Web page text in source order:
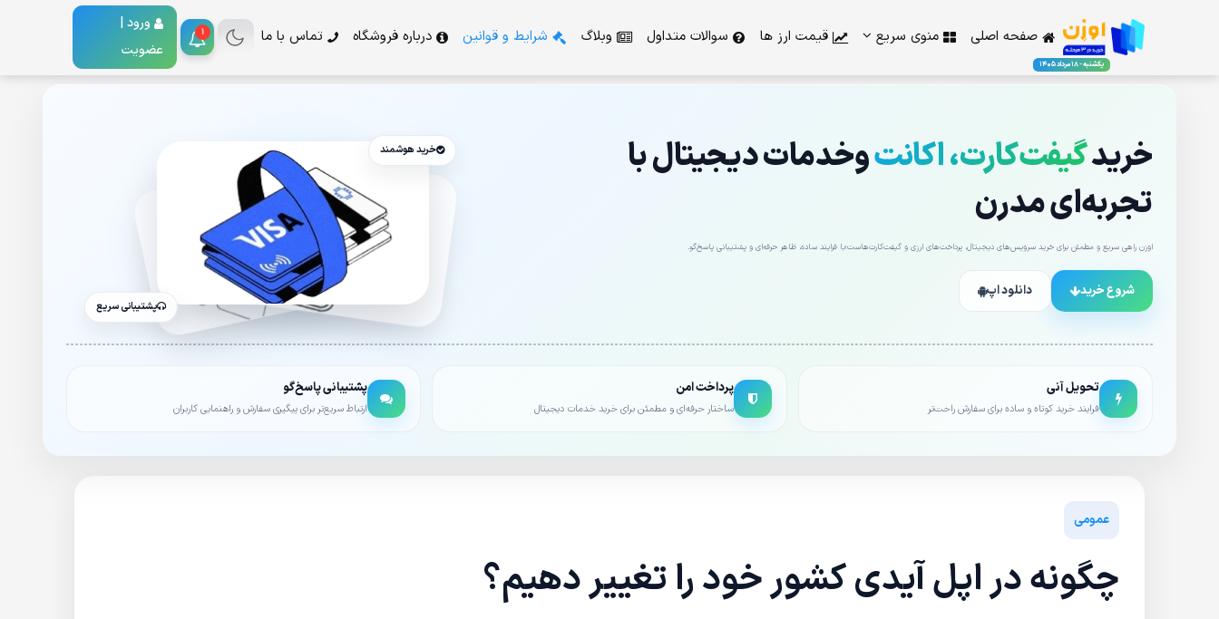
یکشنبه - 18 مرداد 1405
صفحه اصلی منوی سریع قیمت ارز ها سوالات متداول وبلاگ شرایط و قوانین درباره فروشگاه تماس با ما 1
ورود |
عضویت
خریدگیفت‌کارت، اکانتوخدمات دیجیتال با
تجربه‌ای مدرن
اوزن راهی سریع و مطمئن برای خرید سرویس‌های دیجیتال، پرداخت‌های ارزی و گیفت‌کارت‌هاست؛با فرایند ساده، ظاهر حرفه‌ای و پشتیبانی پاسخ‌گو.
شروع خرید دانلود اپ
خرید هوشمند
پشتیبانی سریع
تحویل آنی
فرایند خرید کوتاه و ساده برای سفارش راحت‌تر
پرداخت امن
ساختار حرفه‌ای و مطمئن برای خرید خدمات دیجیتال
پشتیبانی پاسخ‌گو
ارتباط سریع‌تر برای پیگیری سفارش و راهنمایی کاربران
عمومی
چگونه در اپل آیدی کشور خود را تغییر دهیم؟